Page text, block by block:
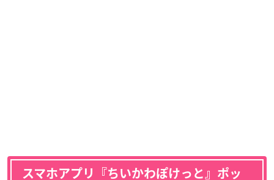
スマホアプリ『ちいかわぽけっと』ポッ